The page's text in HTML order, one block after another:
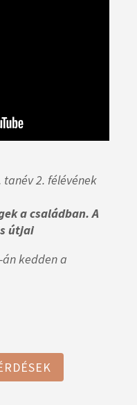
tanév 2. félévének
a családban. A
útjai
kedden a